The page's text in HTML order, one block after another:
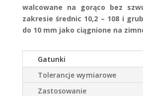
walcowane na gorąco bez
zakresie średnic 10,2 – 108 i
do 10 mm jako ciągnione na
Gatunki
Tolerancje wymiarowe
Zastosowanie